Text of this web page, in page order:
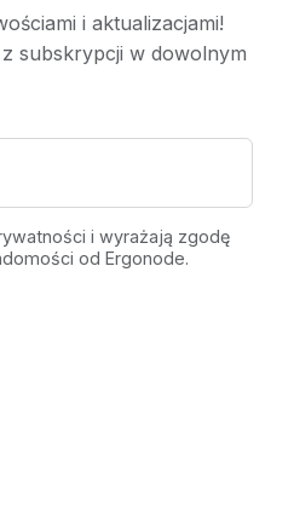
i aktualizacjami!
subskrypcji w dowolnym
i wyrażają zgodę
od Ergonode.